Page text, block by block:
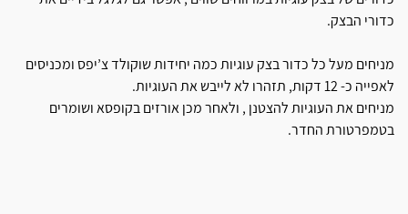
כדורי הבצק.
מניחים מעל כל כדור בצק עוגיות כמה יחידות שוקולד צ’יפס ומכניסים
לאפייה כ- 12 דקות, תזהרו לא לייבש את העוגיות.
מניחים את העוגיות להצטנן , ולאחר מכן אורזים בקופסא ושומרים
בטמפרטורת החדר.